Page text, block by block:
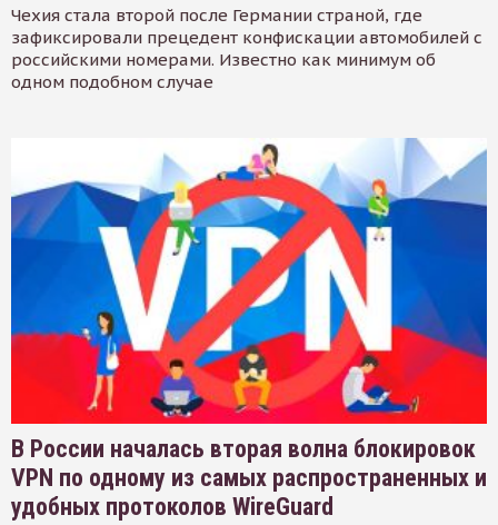
Чехия стала второй после Германии страной, где
зафиксировали прецедент конфискации автомобилей с
российскими номерами. Известно как минимум об
одном подобном случае
В России началась вторая волна блокировок
VPN по одному из самых распространенных и
удобных протоколов WireGuard